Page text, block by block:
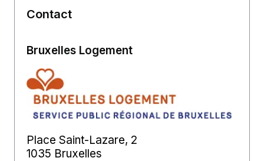
Contact
Bruxelles Logement
Place Saint-Lazare, 2
1035 Bruxelles